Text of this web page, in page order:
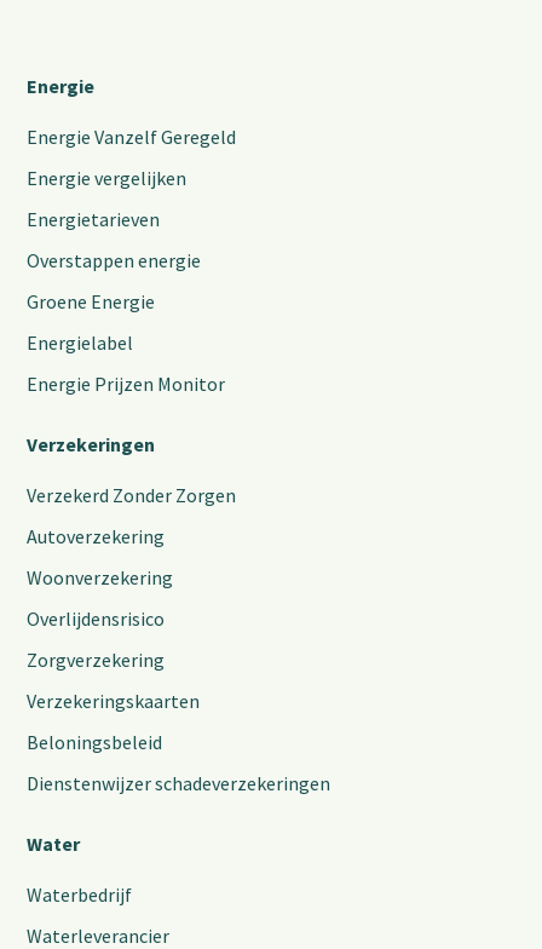
Energie
Energie Vanzelf Geregeld
Energie vergelijken
Energietarieven
Overstappen energie
Groene Energie
Energielabel
Energie Prijzen Monitor
Verzekeringen
Verzekerd Zonder Zorgen
Autoverzekering
Woonverzekering
Overlijdensrisico
Zorgverzekering
Verzekeringskaarten
Beloningsbeleid
Dienstenwijzer schadeverzekeringen
Water
Waterbedrijf
Waterleverancier